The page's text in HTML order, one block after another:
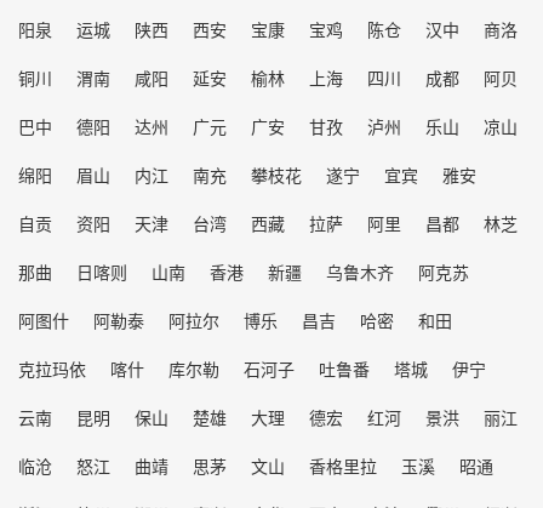
阳泉
运城 陕西 西安 宝康 宝鸡 陈仓 汉中
商洛
铜川
渭南 咸阳 延安 榆林 上海 四川 成都
阿贝
巴中
德阳 达州 广元 广安 甘孜 泸州 乐山
凉山
绵阳
眉山 内江 南充 攀枝花 遂宁 宜宾
雅安
自贡
资阳 天津 台湾 西藏 拉萨 阿里 昌都
林芝
那曲
日喀则 山南 香港 新疆 乌鲁木齐
阿克苏
阿图什
阿勒泰 阿拉尔 博乐 昌吉 哈密
和田
克拉玛依
喀什 库尔勒 石河子 吐鲁番 塔城
伊宁
云南
昆明 保山 楚雄 大理 德宏 红河 景洪
丽江
临沧
怒江 曲靖 思茅 文山 香格里拉 玉溪
昭通